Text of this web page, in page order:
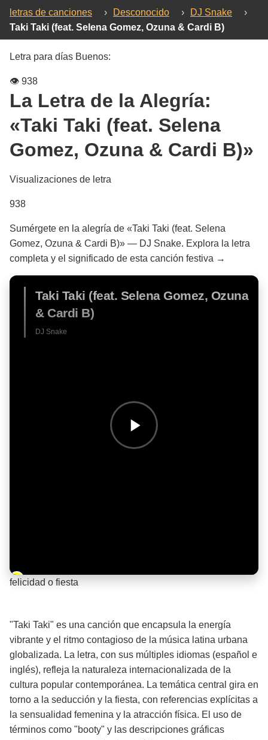
letras de canciones › Desconocido › DJ Snake
›
Taki Taki (feat. Selena Gomez, Ozuna & Cardi B)
Letra para días Buenos:
👁️ 938
La Letra de la Alegría:
«Taki Taki (feat. Selena
Gomez, Ozuna & Cardi B)»
Visualizaciones de letra
938
Sumérgete en la alegría de «Taki Taki (feat. Selena
Gomez, Ozuna & Cardi B)» — DJ Snake. Explora la letra
completa y el significado de esta canción festiva →
Taki Taki (feat. Selena Gomez, Ozuna
& Cardi B)
DJ Snake
Barra de progreso de la reproducción
felicidad o fiesta
"Taki Taki" es una canción que encapsula la energía
vibrante y el ritmo contagioso de la música latina urbana
globalizada. La letra, con sus múltiples idiomas (español e
inglés), refleja la naturaleza internacionalizada de la
cultura popular contemporánea. La temática central gira en
torno a la seducción y la fiesta, con referencias explícitas a
la sensualidad femenina y la atracción física. El uso de
términos como "booty" y las descripciones gráficas